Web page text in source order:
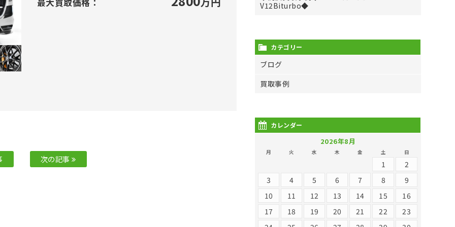
最大買取価格：
次の記事
V12Biturbo◆
カテゴリー
ブログ
買取事例
カレンダー
2026年8月
月 火 水 木 金 土 日
1
2
3
4 5 6 7 8
9
10
11 12 13 14 15
16
17
18 19 20 21 22
23